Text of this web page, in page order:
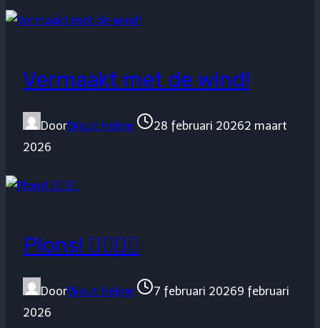
Vermaakt met de wind!
DoorWout Heijne 28 februari 20262 maart
2026
Plons! 🏊🏼‍♂️🤿
DoorWout Heijne 7 februari 20269 februari
2026